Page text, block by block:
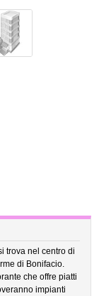
trova nel centro di
di Bonifacio.
che offre piatti
impianti